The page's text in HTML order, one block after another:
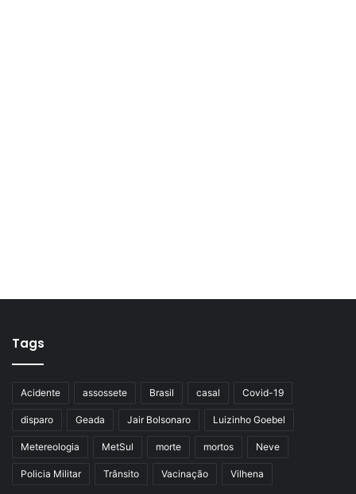
Tags
Acidente assossete Brasil casal Covid-19
disparo Geada Jair Bolsonaro Luizinho Goebel
Metereologia MetSul morte mortos Neve
Policia Militar Trânsito Vacinação Vilhena